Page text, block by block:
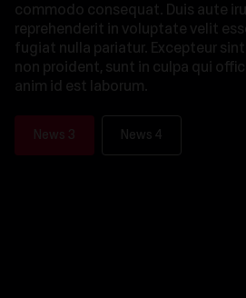
commodo consequat. Duis aute
reprehenderit in voluptate velit
fugiat nulla pariatur. Excepteur
non proident, sunt in culpa qui
anim id est laborum.
News 3 News 4